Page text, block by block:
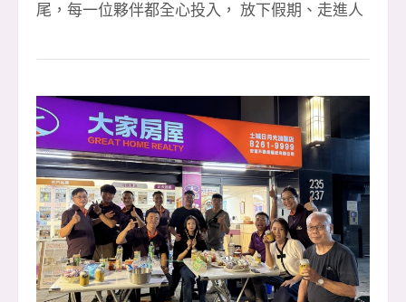
尾，每一位夥伴都全心投入， 放下假期、走進人
&mdash;&mdash; 「好的房仲，不只是賣房子的
夜，安信團隊不談成交、不談業績， 只談「陪
伴」與「真心」。 看到孩子的笑容、長輩的感
謝、鄰居的鼓勵， 那份回饋，就是我們最珍貴的
收穫。 感謝玉華的熱情主持， 感謝每一位夥伴的
默默付出。 你們讓「安信」兩個字，不只是品
牌，而是信任的代名詞。 🌕 祝福所有支持我們的
朋友們： 中秋節快樂，幸福圓滿， 讓我們在未來
的每個日子裡，繼續一起照亮社區、服務人群。
#辛苦玉華主持晚會 #感恩夥伴有妳你真好 #團隊